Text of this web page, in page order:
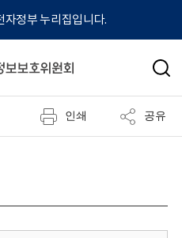
자정부 누리집입니다.
검
인쇄 공유